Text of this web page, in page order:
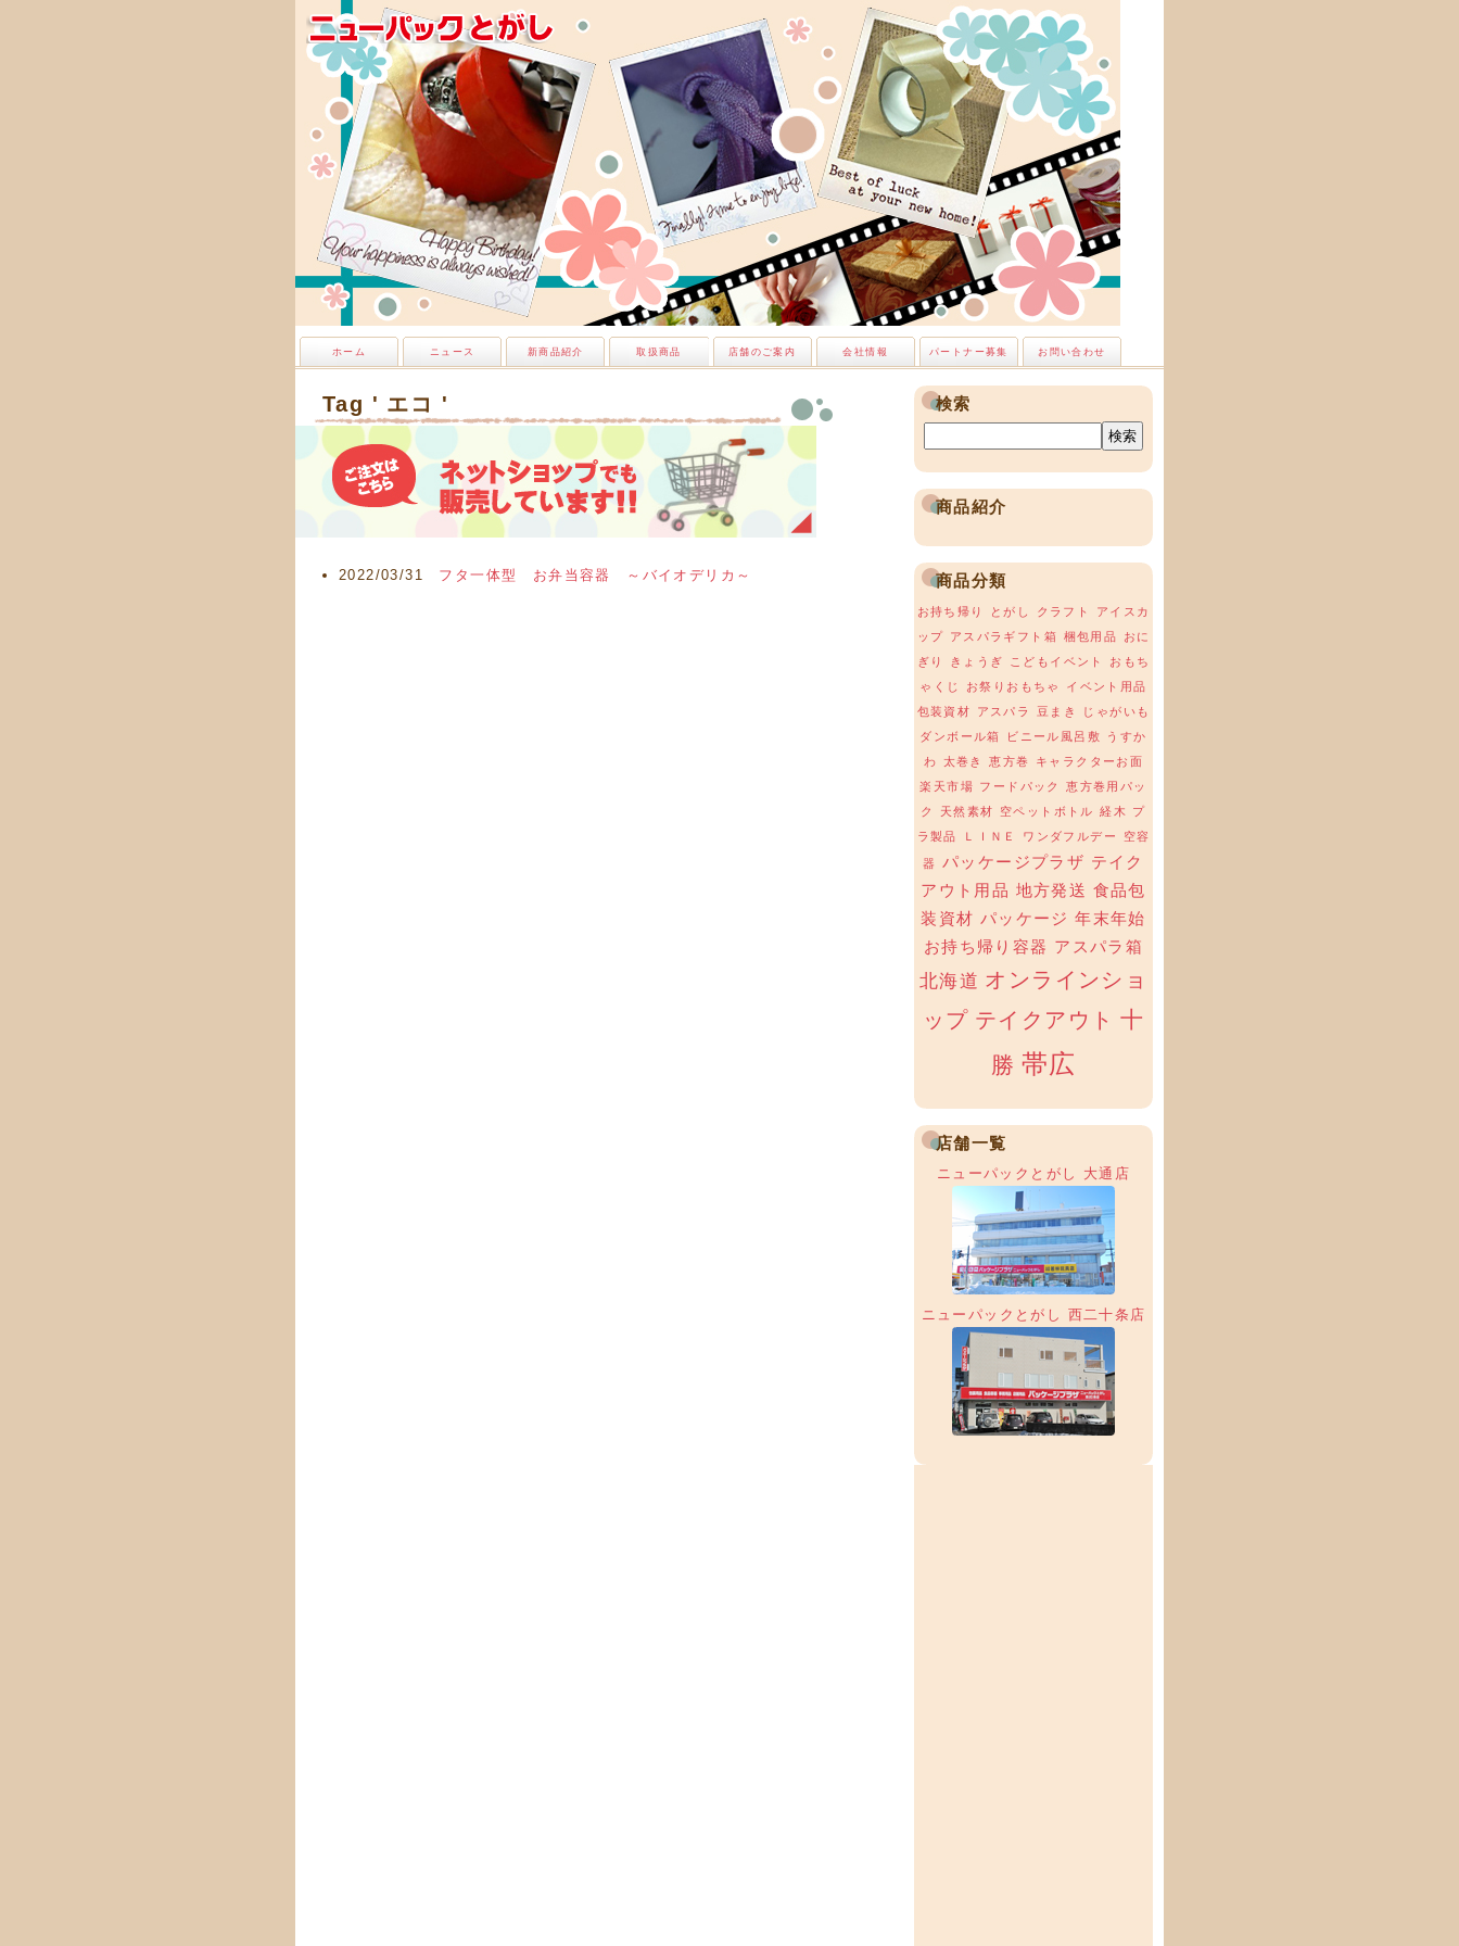
ホーム ニュース 新商品紹介 取扱商品 店舗のご案内 会社情報 パートナー募集 お問い合わせ
Tag ' エコ '
2022/03/31 フタ一体型 お弁当容器 ～バイオデリカ～
検索
商品紹介
商品分類
お持ち帰り とがし クラフト
アイスカ
ップ
アスパラギフト箱 梱包用品
おに
ぎり
きょうぎ こどもイベント
おもち
ゃくじ
お祭りおもちゃ
イベント用品
包装資材
アスパラ 豆まき
じゃがいも
ダンボール箱
ビニール風呂敷
うすか
わ 太巻き 恵方巻
キャラクターお面
楽天市場 フードパック
恵方巻用パッ
ク
天然素材 空ペットボトル 経木 プ
ラ製品
ＬＩＮＥ ワンダフルデー 空容
器 パッケージプラザ テイク
アウト用品 地方発送 食品包
装資材 パッケージ 年末年始
お持ち帰り容器 アスパラ箱
北海道 オンラインショ
ップ テイクアウト 十
勝 帯広
店舗一覧
ニューパックとがし 大通店
ニューパックとがし 西二十条店